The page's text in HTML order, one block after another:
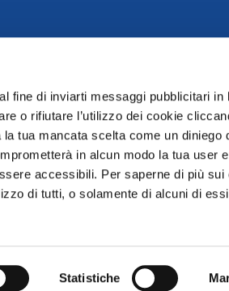
fine di inviarti messaggi pubblicitari in
o rifiutare l’utilizzo dei cookie
tua mancata scelta come un diniego
in alcun modo la tua user
accessibili. Per saperne di più sui
di tutti, o solamente di alcuni di
Statistiche
E-
policy Privacy policy-Credits